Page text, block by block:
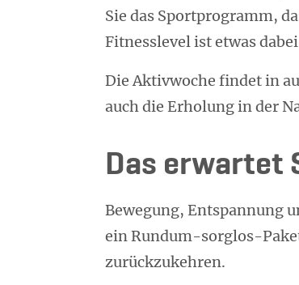
Sie das Sportprogramm,
Fitnesslevel ist etwas
Die Aktivwoche findet in
auch die Erholung in der
Das erwartet
Bewegung, Entspannung
ein Rundum-sorglos-
zurückzukehren.